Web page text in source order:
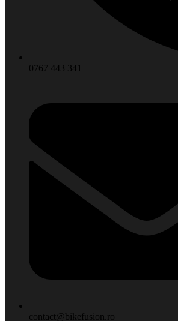
0767 443 341
contact@bikefusion.ro